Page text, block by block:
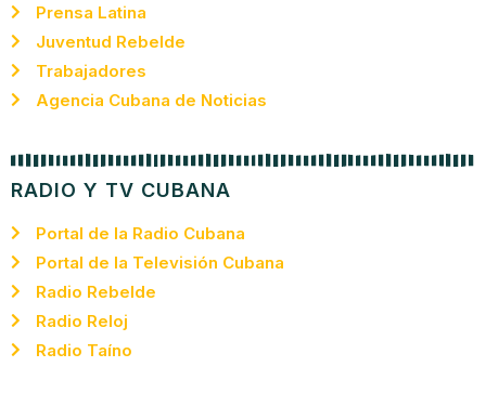
Prensa Latina
Juventud Rebelde
Trabajadores
Agencia Cubana de Noticias
RADIO Y TV CUBANA
Portal de la Radio Cubana
Portal de la Televisión Cubana
Radio Rebelde
Radio Reloj
Radio Taíno